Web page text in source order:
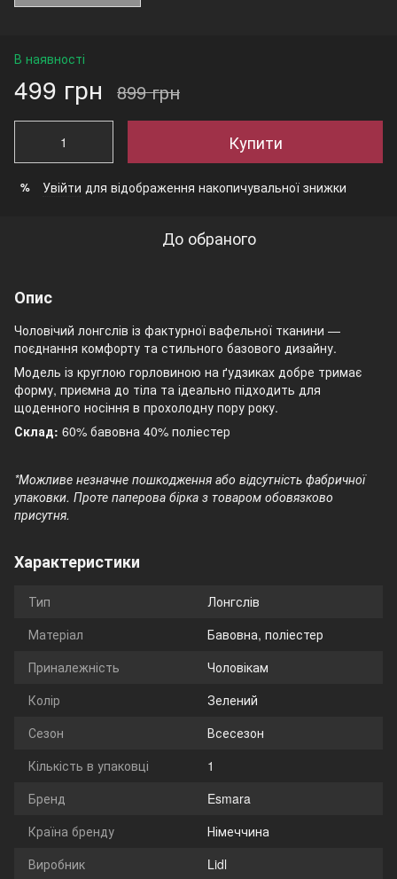
В наявності
499 грн 899 грн
Купити
% Увійти для відображення накопичувальної знижки
До обраного
Опис
Чоловічий лонгслів із фактурної вафельної тканини —
поєднання комфорту та стильного базового дизайну.
Модель із круглою горловиною на ґудзиках добре тримає
форму, приємна до тіла та ідеально підходить для
щоденного носіння в прохолодну пору року.
Склад: 60% бавовна 40% поліестер
*Можливе незначне пошкодження або відсутність фабричної
упаковки. Проте паперова бірка з товаром обовязково
присутня.
Характеристики
Тип
Лонгслів
Матеріал
Бавовна, поліестер
Приналежність
Чоловікам
Колір
Зелений
Сезон
Всесезон
Кількість в упаковці
1
Бренд
Esmara
Країна бренду
Німеччина
Виробник
Lidl